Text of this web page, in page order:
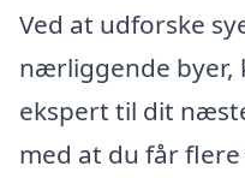
Ved at udforske
nærliggende byer,
ekspert til dit
med at du får